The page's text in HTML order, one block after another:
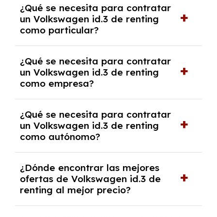
pero puede haber penalizaciones por
cancelación anticipada. Es importante revisar
las condiciones del contrato y hablar con un
experto que te asesore.
¿Qué se necesita para contratar
un Volkswagen id.3 de renting
como particular?
y, en algunos casos, una consulta de solvencia
crediticia y un pago inicial.
¿Qué se necesita para contratar
un Volkswagen id.3 de renting
como empresa?
documentación financiera y, en algunos
casos, un informe de solvencia de la empresa
y un pago inicial.
¿Qué se necesita para contratar
un Volkswagen id.3 de renting
como autónomo?
autónomos, justificante de ingresos y, en
algunos casos, un informe fiscal y un pago
inicial.
¿Dónde encontrar las mejores
ofertas de Volkswagen id.3 de
renting al mejor precio?